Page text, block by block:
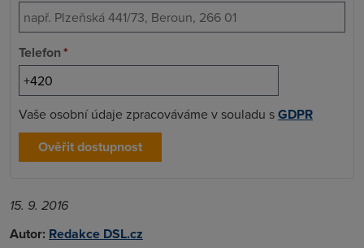
Telefon*
Vaše osobní údaje zpracováváme v souladu sGDPR
Ověřit dostupnost
15. 9. 2016
Autor: Redakce DSL.cz